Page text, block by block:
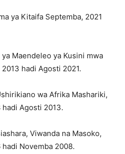
ya Kitaifa Septemba, 2021
Maendeleo ya Kusini mwa
hadi Agosti 2021.
wa Afrika Mashariki,
Agosti 2013.
Viwanda na Masoko,
Novemba 2008.